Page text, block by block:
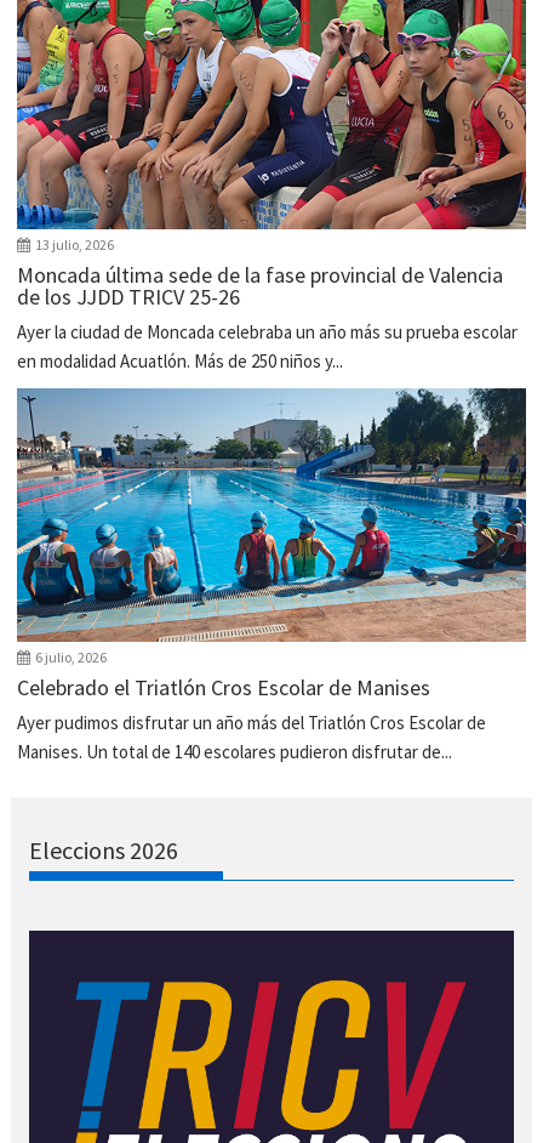
13 julio, 2026
Moncada última sede de la fase provincial de Valencia
de los JJDD TRICV 25-26
Ayer la ciudad de Moncada celebraba un año más su prueba escolar
en modalidad Acuatlón. Más de 250 niños y...
6 julio, 2026
Celebrado el Triatlón Cros Escolar de Manises
Ayer pudimos disfrutar un año más del Triatlón Cros Escolar de
Manises. Un total de 140 escolares pudieron disfrutar de...
Eleccions 2026